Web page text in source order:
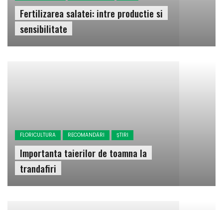
Fertilizarea salatei: intre productie si
sensibilitate
FLORICULTURA RECOMANDĂRI ȘTIRI
Importanta taierilor de toamna la
trandafiri